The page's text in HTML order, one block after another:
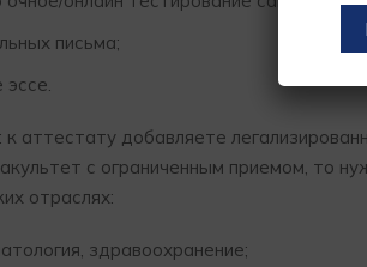
письма;
аттестату добавляете
с ограниченным приемом, то
отраслях:
здравоохранение;